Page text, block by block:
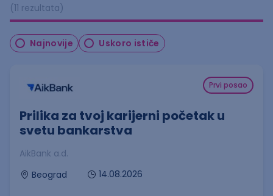
(11 rezultata)
Najnovije Uskoro ističe
Prvi posao
Prilika za tvoj karijerni početak u
svetu bankarstva
AikBank a.d.
Beograd
14.08.2026